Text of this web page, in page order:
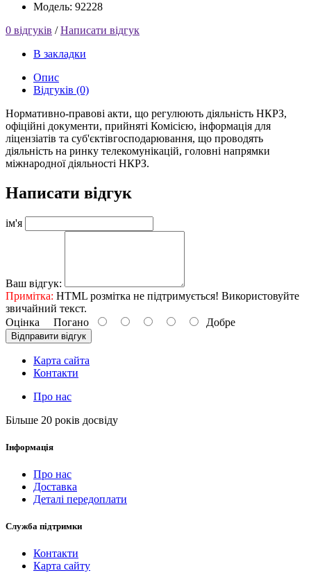
Модель: 92228
0 відгуків /Написати відгук
В закладки
Опис
Відгуків (0)
Нормативно-правові акти, що регулюють діяльність НКРЗ,
офіційні документи, прийняті Комісією, інформація для
ліцензіатів та суб'єктівгосподарювання, що проводять
діяльність на ринку телекомунікацій, головні напрямки
міжнародної діяльності НКРЗ.
Написати відгук
ім'я
Ваш відгук:
Примітка: HTML розмітка не підтримується! Використовуйте
звичайний текст.
Оцінка Погано Добре
Відправити відгук
Карта сайта
Контакти
Про нас
Більше 20 років досвіду
Інформація
Про нас
Доставка
Деталі передоплати
Служба підтримки
Контакти
Карта сайту